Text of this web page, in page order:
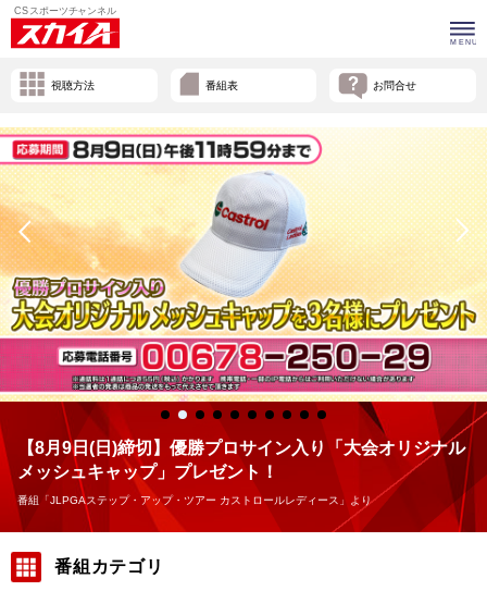
視聴方法 番組表 お問合せ
【8月9日(日)締切】優勝プロサイン入り「大会オリジナル
メッシュキャップ」プレゼント！
番組「JLPGAステップ・アップ・ツアー カストロールレディース」より
番組カテゴリ